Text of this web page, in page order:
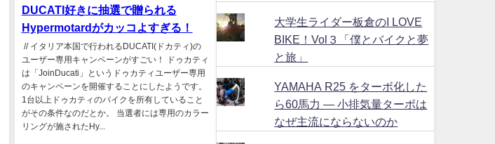
DUCATI好きに抽選で贈られる
Hypermotardがカッコよすぎる！
// イタリア本国で行われるDUCATI(ドカティ)の
ユーザー専用キャンペーンがすごい！ ドゥカティ
は「JoinDucati」というドゥカティユーザー専用
のキャンペーンを開催することにしたようです。
1台以上ドゥカティのバイクを所有していること
がその条件なのだとか。 当選者には専用のカラー
リングが施されたHy...
大学生ライダー板倉のI LOVE
BIKE！Vol３「僕とバイクと夢
と旅」
YAMAHA R25 をターボ化した
ら60馬力 ― 小排気量ターボは
なぜ主流にならないのか